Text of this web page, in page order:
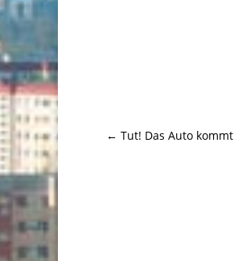
← Tut! Das Auto kommt